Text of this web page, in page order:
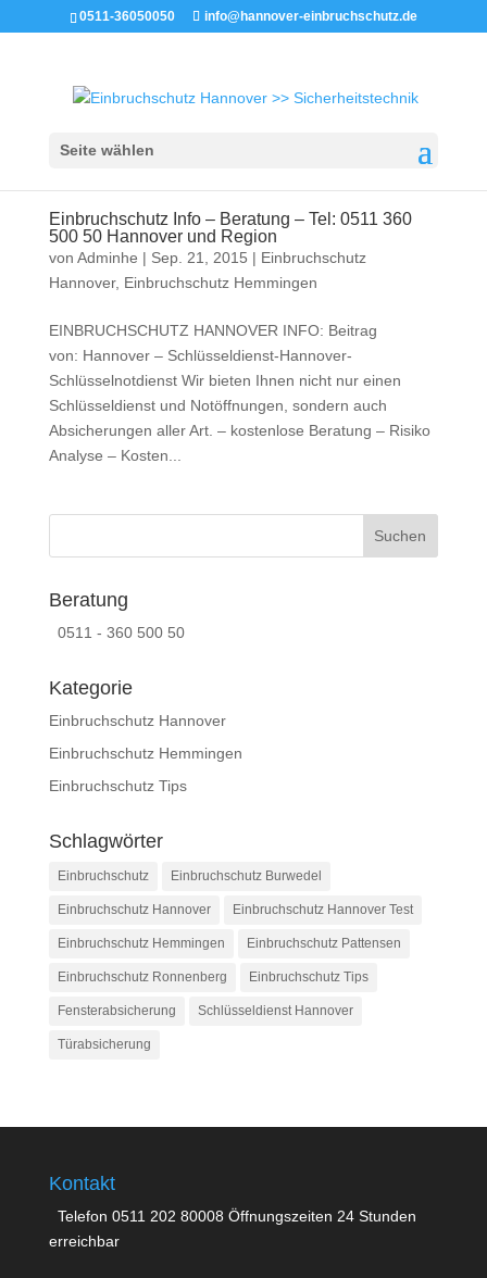
0511-36050050 info@hannover-einbruchschutz.de
Seite wählen
Einbruchschutz Info – Beratung – Tel: 0511 360
500 50 Hannover und Region
von Adminhe | Sep. 21, 2015 | Einbruchschutz
Hannover, Einbruchschutz Hemmingen
EINBRUCHSCHUTZ HANNOVER INFO: Beitrag
von: Hannover – Schlüsseldienst-Hannover-
Schlüsselnotdienst Wir bieten Ihnen nicht nur einen
Schlüsseldienst und Notöffnungen, sondern auch
Absicherungen aller Art. – kostenlose Beratung – Risiko
Analyse – Kosten...
Beratung
0511 - 360 500 50
Kategorie
Einbruchschutz Hannover
Einbruchschutz Hemmingen
Einbruchschutz Tips
Schlagwörter
Einbruchschutz Einbruchschutz Burwedel
Einbruchschutz Hannover Einbruchschutz Hannover Test
Einbruchschutz Hemmingen Einbruchschutz Pattensen
Einbruchschutz Ronnenberg Einbruchschutz Tips
Fensterabsicherung Schlüsseldienst Hannover
Türabsicherung
Kontakt
Telefon 0511 202 80008 Öffnungszeiten 24 Stunden
erreichbar